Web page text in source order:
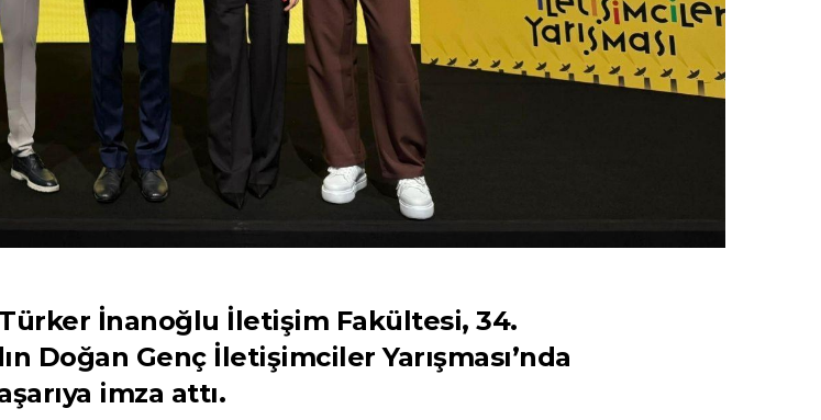
İnanoğlu İletişim Fakültesi, 34.
Doğan Genç İletişimciler Yarışması’nda
imza attı.